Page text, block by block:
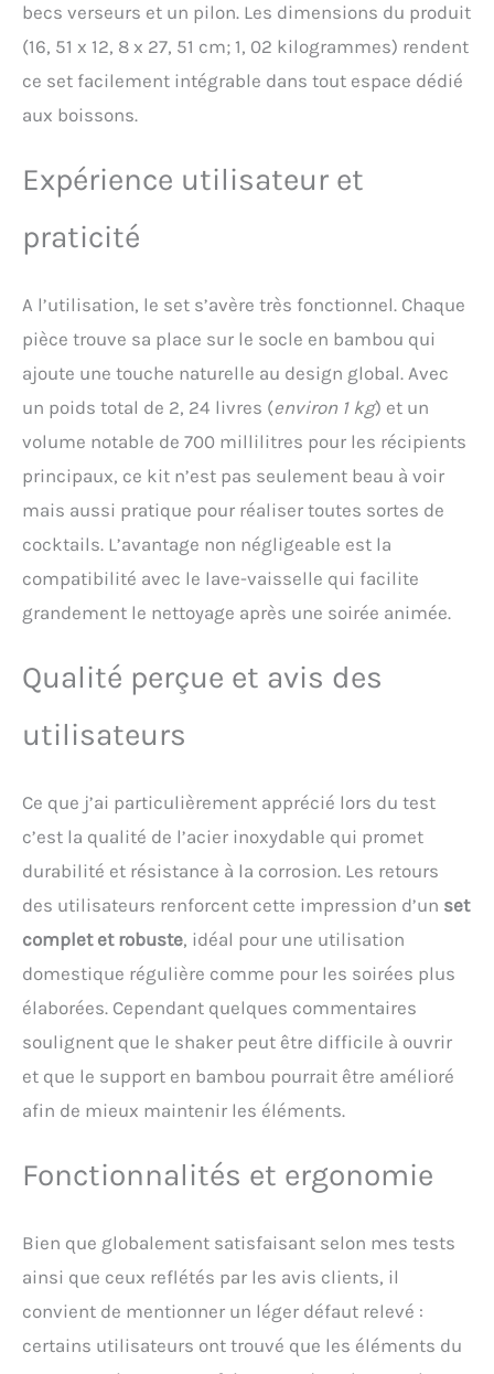
becs verseurs et un pilon. Les dimensions du produit
(16, 51 x 12, 8 x 27, 51 cm; 1, 02 kilogrammes) rendent
ce set facilement intégrable dans tout espace dédié
aux boissons.
Expérience utilisateur et
praticité
A l’utilisation, le set s’avère très fonctionnel. Chaque
pièce trouve sa place sur le socle en bambou qui
ajoute une touche naturelle au design global. Avec
un poids total de 2, 24 livres (environ 1 kg) et un
volume notable de 700 millilitres pour les récipients
principaux, ce kit n’est pas seulement beau à voir
mais aussi pratique pour réaliser toutes sortes de
cocktails. L’avantage non négligeable est la
compatibilité avec le lave-vaisselle qui facilite
grandement le nettoyage après une soirée animée.
Qualité perçue et avis des
utilisateurs
Ce que j’ai particulièrement apprécié lors du test
c’est la qualité de l’acier inoxydable qui promet
durabilité et résistance à la corrosion. Les retours
des utilisateurs renforcent cette impression d’un set
complet et robuste, idéal pour une utilisation
domestique régulière comme pour les soirées plus
élaborées. Cependant quelques commentaires
soulignent que le shaker peut être difficile à ouvrir
et que le support en bambou pourrait être amélioré
afin de mieux maintenir les éléments.
Fonctionnalités et ergonomie
Bien que globalement satisfaisant selon mes tests
ainsi que ceux reflétés par les avis clients, il
convient de mentionner un léger défaut relevé :
certains utilisateurs ont trouvé que les éléments du